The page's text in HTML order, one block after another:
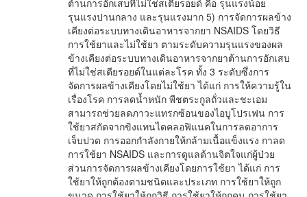
ต้านการอักเสบที่ไม่ใช่สเตียรอยด์ คือ รุนแรงน้อย
รุนแรงปานกลาง และรุนแรงมาก 5) การจัดการผลข้าง
เคียงต่อระบบทางเดินอาหารจากยา NSAIDS โดยวิธี
การใช้ยาและไม่ใช้ยา ตามระดับความรุนแรงของผล
ข้างเคียงต่อระบบทางเดินอาหารจากยาต้านการอักเสบ
ที่ไม่ใช่สเตียรอยด์ในแต่ละโรค ทั้ง 3 ระดับซึ่งการ
จัดการผลข้างเคียงโดยไม่ใช้ยา ได้แก่ การให้ความรู้ใน
เรื่องโรค การลดน้ำหนัก พืชตระกูลถั่วและชะเอม
สามารถช่วยลดภาวะแทรกซ้อนของไอบูโปรเฟน การ
ใช้ยาสกัดจากขิงแทนไดคลอฟิแนคในการลดอาการ
เจ็บปวด การออกกำลังกายให้กล้ามเนื้อแข็งแรง กาลด
การใช้ยา NSAIDS และการดูแลด้านจิตใจแก่ผู้ป่วย
ส่วนการจัดการผลข้างเคียงโดยการใช้ยา ได้แก่ การ
ใช้ยาให้ถูกต้องตามชนิดและประเภท การใช้ยาให้ถูก